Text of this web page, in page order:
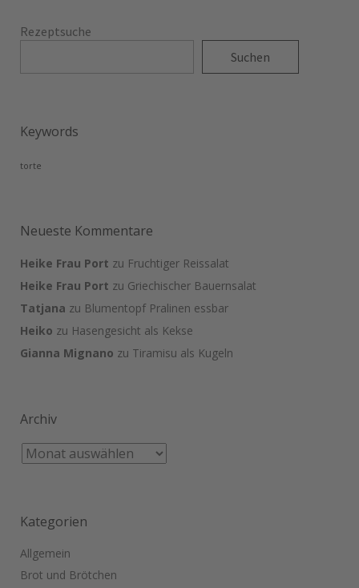
Rezeptsuche
Suchen
Keywords
torte
Neueste Kommentare
Heike Frau Port zu Fruchtiger Reissalat
Heike Frau Port zu Griechischer Bauernsalat
Tatjana zu Blumentopf Pralinen essbar
Heiko zu Hasengesicht als Kekse
Gianna Mignano zu Tiramisu als Kugeln
Archiv
Kategorien
Allgemein
Brot und Brötchen